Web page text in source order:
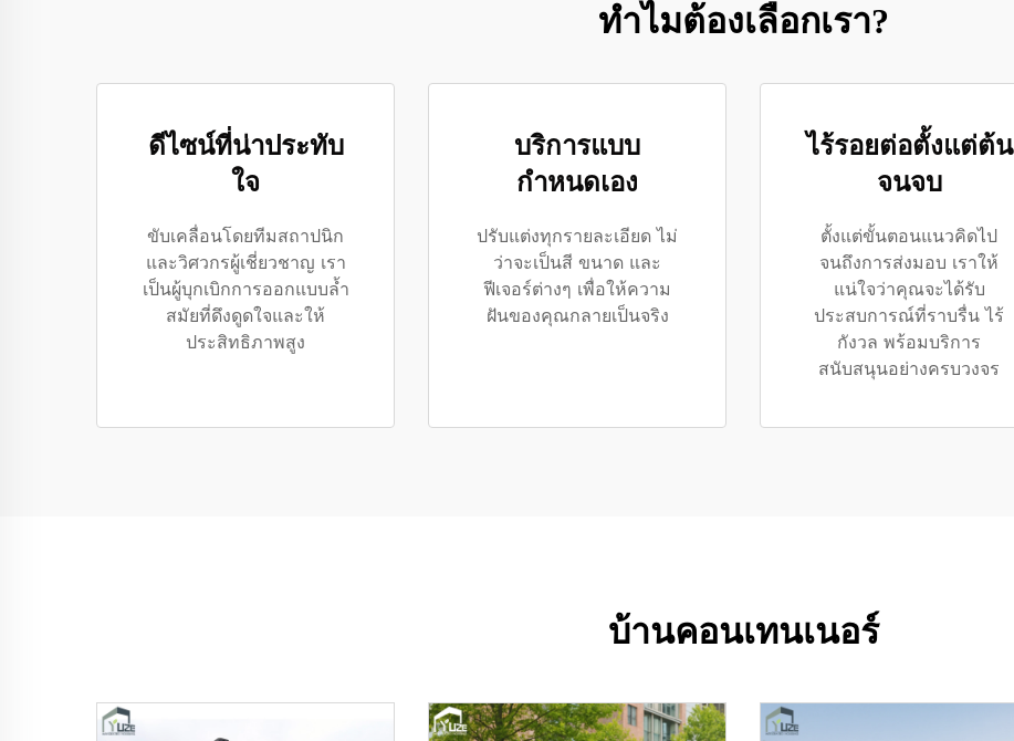
ทำไมต้องเลือกเรา?
ดีไซน์ที่น่าประทับ
ใจ
ขับเคลื่อนโดยทีมสถาปนิก
และวิศวกรผู้เชี่ยวชาญ เรา
เป็นผู้บุกเบิกการออกแบบล้ำ
สมัยที่ดึงดูดใจและให้
ประสิทธิภาพสูง
บริการแบบ
กำหนดเอง
ปรับแต่งทุกรายละเอียด ไม่
ว่าจะเป็นสี ขนาด และ
ฟีเจอร์ต่างๆ เพื่อให้ความ
ฝันของคุณกลายเป็นจริง
ไร้รอยต่อตั้งแต่ต้น
จนจบ
ตั้งแต่ขั้นตอนแนวคิดไป
จนถึงการส่งมอบ เราให้
แน่ใจว่าคุณจะได้รับ
ประสบการณ์ที่ราบรื่น ไร้
กังวล พร้อมบริการ
สนับสนุนอย่างครบวงจร
บ้านคอนเทนเนอร์